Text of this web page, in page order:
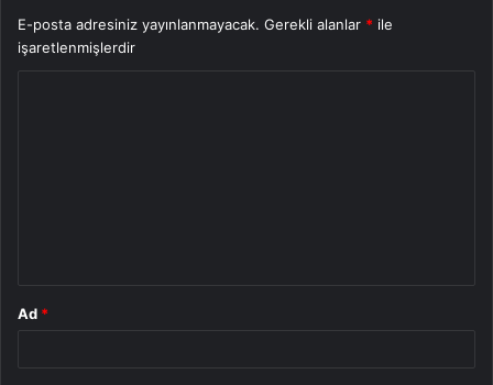
E-posta adresiniz yayınlanmayacak. Gerekli alanlar * ile
işaretlenmişlerdir
Ad *